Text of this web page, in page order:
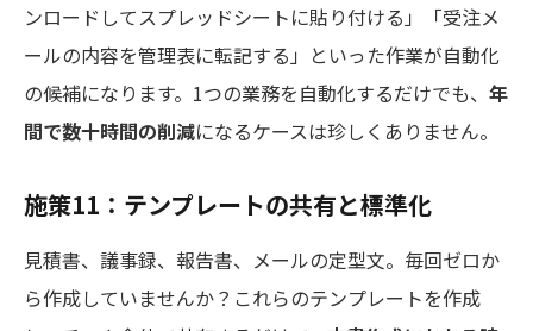
ンロードしてスプレッドシートに貼り付ける」「受注メ
ールの内容を管理表に転記する」といった作業が自動化
の候補になります。1つの業務を自動化するだけでも、 年
間で数十時間の削減になるケースは珍しくありません。
施策11：テンプレートの共有と標準化
見積書、議事録、報告書、メールの定型文。毎回ゼロか
ら作成していませんか？これらのテンプレートを作成